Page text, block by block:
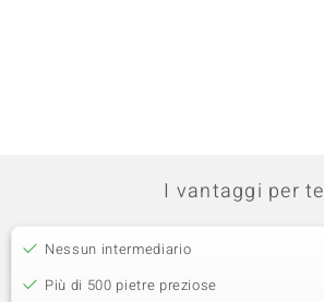
I vantaggi per te
Nessun intermediario
Più di 500 pietre preziose